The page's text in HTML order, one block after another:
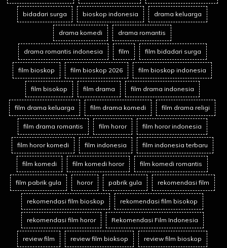
bidadari surga bioskop indonesia drama keluarga
drama komedi drama romantis
drama romantis indonesia film film bidadari surga
film bioskop film bioskop 2026 film bioskop indonesia
film bisokop film drama film drama indonesia
film drama keluarga film drama komedi film drama religi
film drama romantis film horor film horor indonesia
film horor komedi film indonesia film indonesia terbaru
film komedi film komedi horor film komedi romantis
film pabrik gula horor pabrik gula rekomendasi film
rekomendasi film bioskop rekomendasi film bisokop
rekomendasi film horor Rekomendasi Film Indonesia
review film review film bioksop review film bioskop